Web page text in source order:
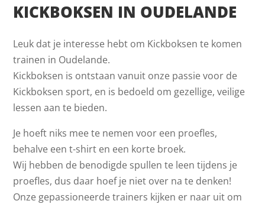
KICKBOKSEN IN OUDELANDE
Leuk dat je interesse hebt om Kickboksen te komen
trainen in Oudelande.
Kickboksen is ontstaan vanuit onze passie voor de
Kickboksen sport, en is bedoeld om gezellige, veilige
lessen aan te bieden.
Je hoeft niks mee te nemen voor een proefles,
behalve een t-shirt en een korte broek.
Wij hebben de benodigde spullen te leen tijdens je
proefles, dus daar hoef je niet over na te denken!
Onze gepassioneerde trainers kijken er naar uit om